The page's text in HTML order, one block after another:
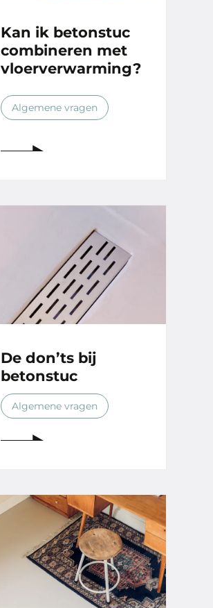
Kan ik betonstuc
combineren met
vloerverwarming?
Algemene vragen
De don’ts bij
betonstuc
Algemene vragen